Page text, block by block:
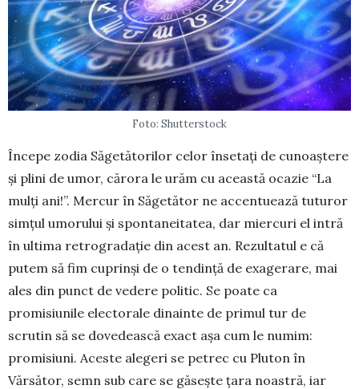
Foto: Shutterstock
Începe zodia Săgetătorilor celor însetați de cu­noaștere
și plini de umor, cărora le urăm cu această ocazie “La
mulți ani!”. Mercur în Săgetător ne ac­cen­tuează tuturor
simțul umorului și spontaneitatea, dar miercuri el intră
în ultima retrogradație din acest an. Rezultatul e că
putem să fim cuprinși de o ten­dință de exagerare, mai
ales din punct de vedere po­litic. Se poate ca
promisiunile electorale dinainte de primul tur de
scrutin să se dovedească exact așa cum le numim:
promisiuni. Aceste alegeri se petrec cu Plu­ton în
Vărsător, semn sub care se găsește țara noas­tră, iar